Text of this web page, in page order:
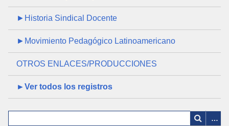
►Historia Sindical Docente
►Movimiento Pedagógico Latinoamericano
OTROS ENLACES/PRODUCCIONES
►Ver todos los registros